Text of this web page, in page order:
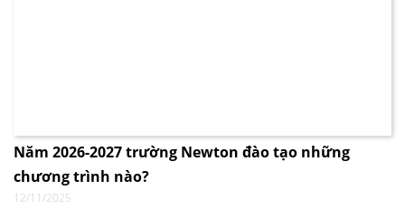
Năm 2026-2027 trường Newton đào tạo những
chương trình nào?
12/11/2025